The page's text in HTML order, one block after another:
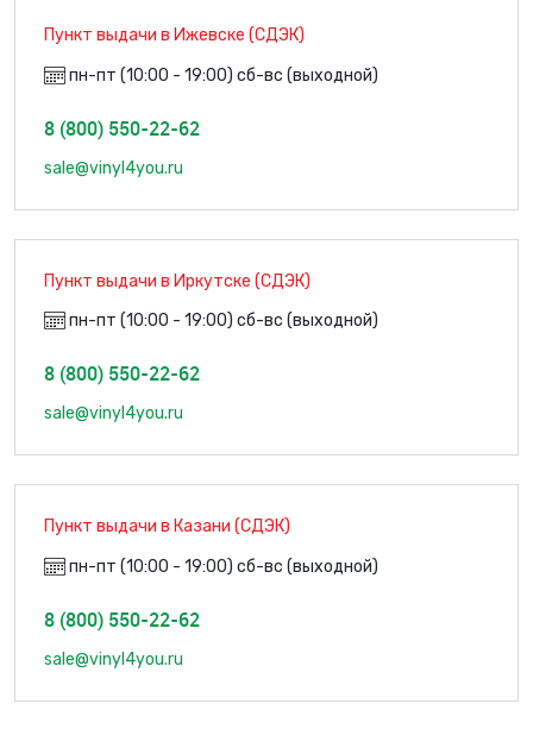
Пункт выдачи в Ижевске (СДЭК)
пн-пт (10:00 - 19:00) сб-вс (выходной)
8 (800) 550-22-62
sale@vinyl4you.ru
Пункт выдачи в Иркутске (СДЭК)
пн-пт (10:00 - 19:00) сб-вс (выходной)
8 (800) 550-22-62
sale@vinyl4you.ru
Пункт выдачи в Казани (СДЭК)
пн-пт (10:00 - 19:00) сб-вс (выходной)
8 (800) 550-22-62
sale@vinyl4you.ru